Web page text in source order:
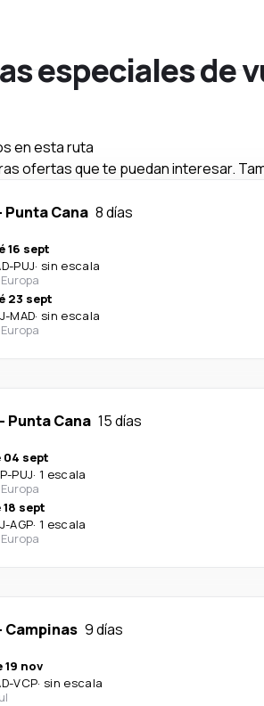
especiales de
en esta ruta
ofertas que te puedan interesar.
Punta Cana 8 días
16 sept
-PUJ· sin escala
23 sept
-MAD· sin escala
- Punta Cana 15 días
04 sept
-PUJ· 1 escala
18 sept
-AGP· 1 escala
Campinas 9 días
19 nov
-VCP· sin escala